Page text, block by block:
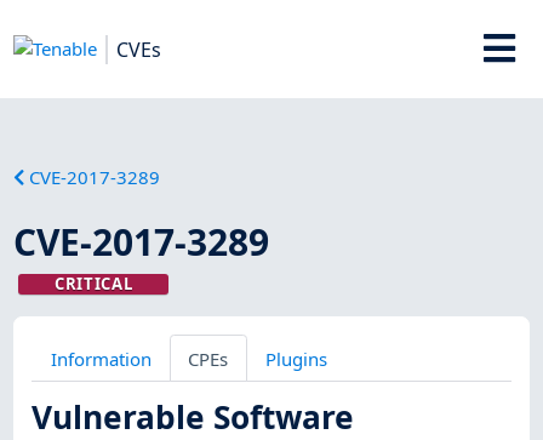
CVEs
CVE-2017-3289
CVE-2017-3289
CRITICAL
Information CPEs Plugins
Vulnerable Software